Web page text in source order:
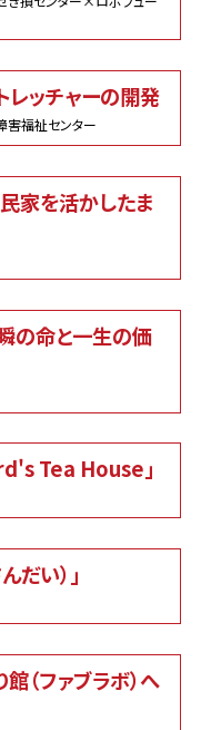
ッチャーの開発
福祉センター
家を活かしたま
の命と一生の価
Tea House」
だい）」
（ファブラボ）へ